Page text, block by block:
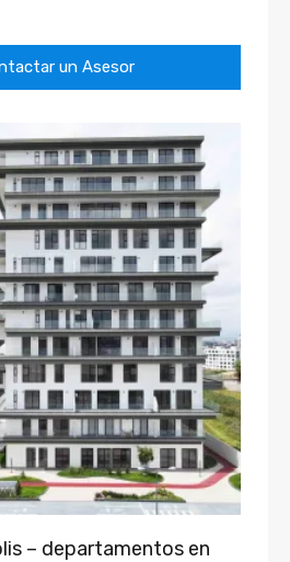
un Asesor
– departamentos en